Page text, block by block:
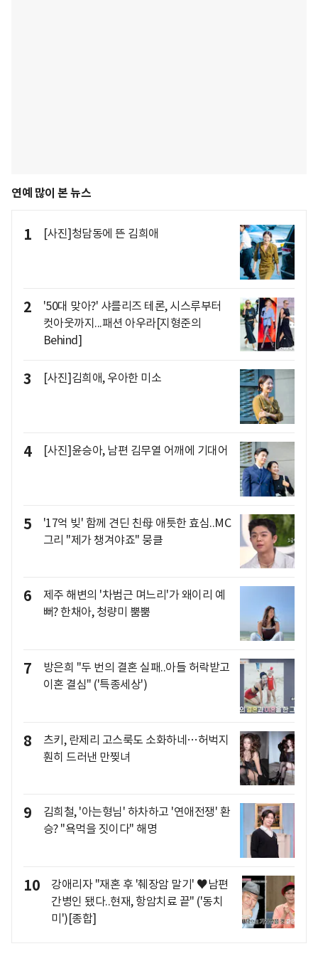
연예 많이 본 뉴스
1 [사진]청담동에 뜬 김희애
2
'50대 맞아?' 샤를리즈 테론, 시스루부터
컷아웃까지...패션 아우라[지형준의
Behind]
3 [사진]김희애, 우아한 미소
4 [사진]윤승아, 남편 김무열 어깨에 기대어
5
'17억 빚' 함께 견딘 친母 애틋한 효심..MC
그리 "제가 챙겨야죠" 뭉클
6
제주 해변의 '차범근 며느리'가 왜이리 예
뻐? 한채아, 청량미 뿜뿜
7
방은희 "두 번의 결혼 실패..아들 허락받고
이혼 결심" ('특종세상')
8
츠키, 란제리 고스룩도 소화하네…허벅지
훤히 드러낸 만찢녀
9
김희철, '아는형님' 하차하고 '연애전쟁' 환
승? "욕먹을 짓이다" 해명
10
강애리자 "재혼 후 '췌장암 말기' ♥남편
간병인 됐다..현재, 항암치료 끝" ('동치
미')[종합]